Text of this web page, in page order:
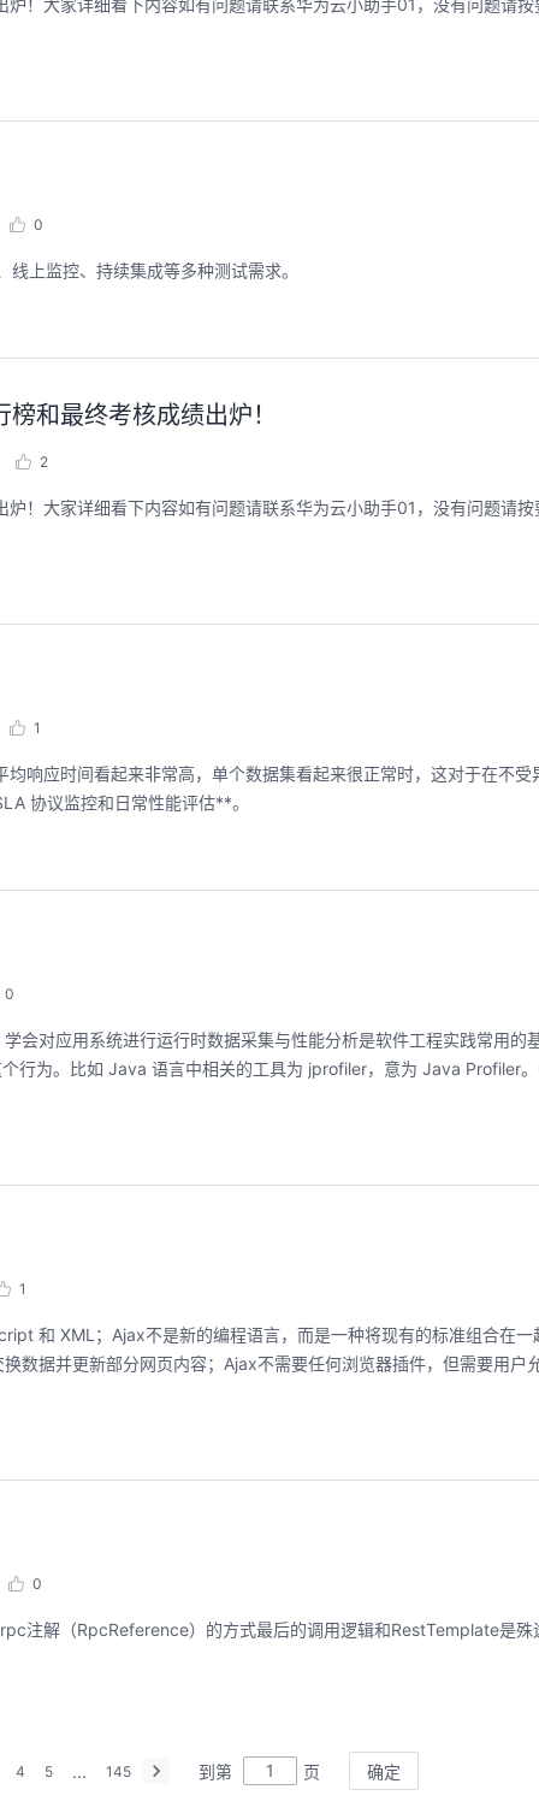
！大家详细看下内容如有问题请联系华为云小助手01，没有问题请
0
上监控、持续集成等多种测试需求。
和最终考核成绩出炉！
2
！大家详细看下内容如有问题请联系华为云小助手01，没有问题请
1
响应时间看起来非常高，单个数据集看起来很正常时，这对于在不受
协议监控和日常性能评估**。
0
会对应用系统进行运行时数据采集与性能分析是软件工程实践常用的
行为。比如 Java 语言中相关的工具为 jprofiler，意为 Java Profiler
1
和 XML；Ajax不是新的编程语言，而是一种将现有的标准组合在一
数据并更新部分网页内容；Ajax不需要任何浏览器插件，但需要用户
0
注解（RpcReference）的方式最后的调用逻辑和RestTemplate是殊
4 5 ... 145 到第 页 确定